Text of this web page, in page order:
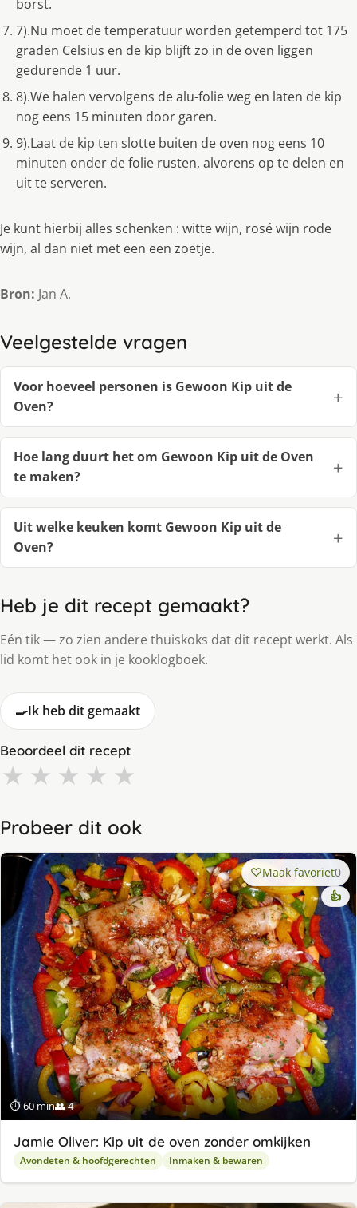
borst.
7).Nu moet de temperatuur worden getemperd tot 175
graden Celsius en de kip blijft zo in de oven liggen
gedurende 1 uur.
8).We halen vervolgens de alu-folie weg en laten de kip
nog eens 15 minuten door garen.
9).Laat de kip ten slotte buiten de oven nog eens 10
minuten onder de folie rusten, alvorens op te delen en
uit te serveren.
Je kunt hierbij alles schenken : witte wijn, rosé wijn rode
wijn, al dan niet met een een zoetje.
Bron: Jan A.
Veelgestelde vragen
Voor hoeveel personen is Gewoon Kip uit de
Oven?
Hoe lang duurt het om Gewoon Kip uit de Oven
te maken?
Uit welke keuken komt Gewoon Kip uit de
Oven?
Heb je dit recept gemaakt?
Eén tik — zo zien andere thuiskoks dat dit recept werkt. Als
lid komt het ook in je kooklogboek.
🍳Ik heb dit gemaakt
Beoordeel dit recept
★ ★ ★ ★ ★
Probeer dit ook
⏱ 60 min👥 4
Maak favoriet0
👍
Jamie Oliver: Kip uit de oven zonder omkijken
Avondeten & hoofdgerechten Inmaken & bewaren